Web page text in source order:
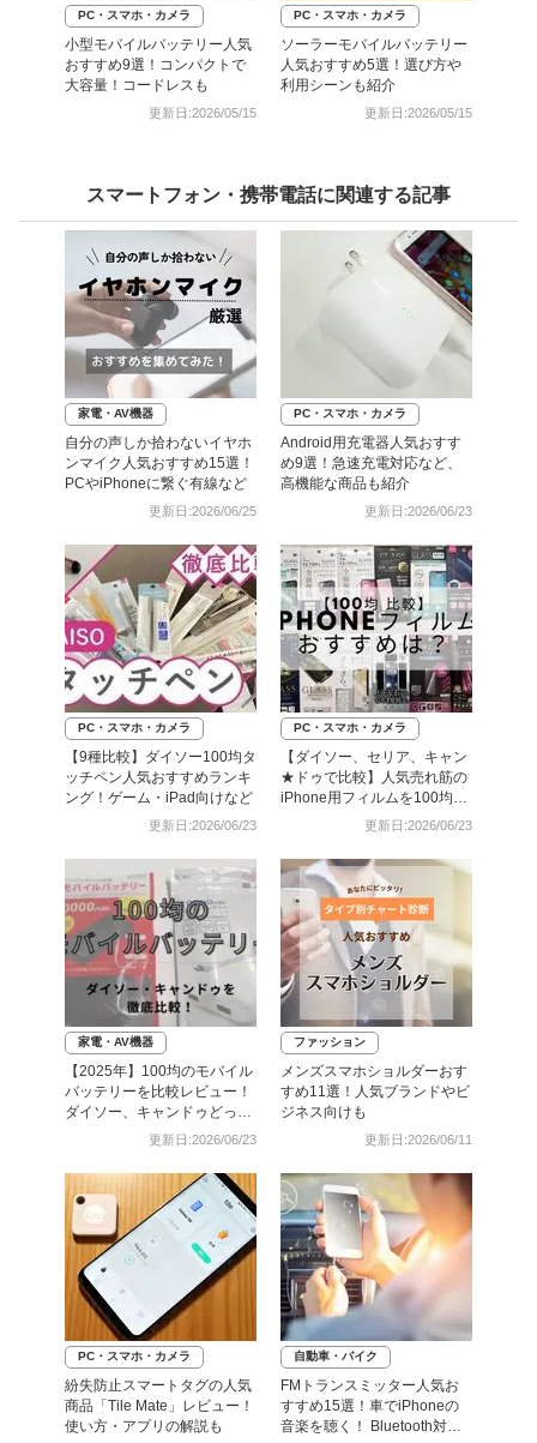
PC・スマホ・カメラ
小型モバイルバッテリー人気
おすすめ9選！コンパクトで
大容量！コードレスも
更新日:2026/05/15
PC・スマホ・カメラ
ソーラーモバイルバッテリー
人気おすすめ5選！選び方や
利用シーンも紹介
更新日:2026/05/15
スマートフォン・携帯電話に関連する記事
家電・AV機器
自分の声しか拾わないイヤホ
ンマイク人気おすすめ15選！
PCやiPhoneに繋ぐ有線など
更新日:2026/06/25
PC・スマホ・カメラ
Android用充電器人気おすす
め9選！急速充電対応など、
高機能な商品も紹介
更新日:2026/06/23
PC・スマホ・カメラ
【9種比較】ダイソー100均タ
ッチペン人気おすすめランキ
ング！ゲーム・iPad向けなど
更新日:2026/06/23
PC・スマホ・カメラ
【ダイソー、セリア、キャン
★ドゥで比較】人気売れ筋の
iPhone用フィルムを100均で
全部買ってみた更新日:2026/06/23
家電・AV機器
【2025年】100均のモバイル
バッテリーを比較レビュー！
ダイソー、キャンドゥどっち
更新日:2026/06/23
ファッション
メンズスマホショルダーおす
すめ11選！人気ブランドやビ
ジネス向けも
更新日:2026/06/11
PC・スマホ・カメラ
紛失防止スマートタグの人気
商品「Tile Mate」レビュー！
使い方・アプリの解説も
自動車・バイク
FMトランスミッター人気お
すすめ15選！車でiPhoneの
音楽を聴く！ Bluetooth対応